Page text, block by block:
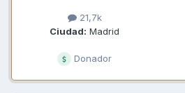
21,7k
Ciudad: Madrid
Donador